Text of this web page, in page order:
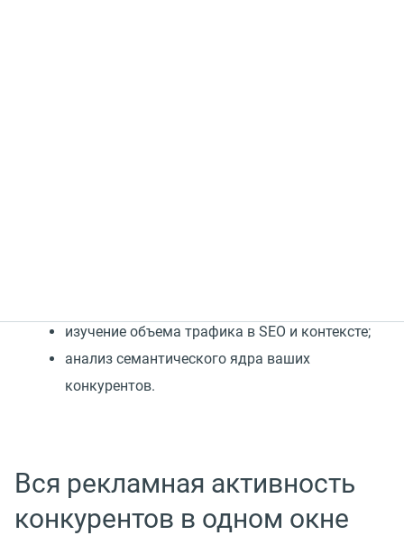
изучение объема трафика в SEO и контексте;
анализ семантического ядра ваших
конкурентов.
Вся рекламная активность
конкурентов в одном окне